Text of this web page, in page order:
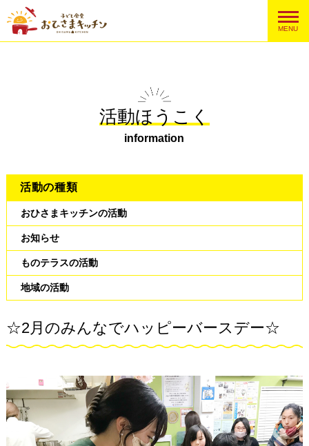
MENU
活動ほうこく
information
活動の種類
おひさまキッチンの活動
お知らせ
ものテラスの活動
地域の活動
☆2月のみんなでハッピーバースデー☆